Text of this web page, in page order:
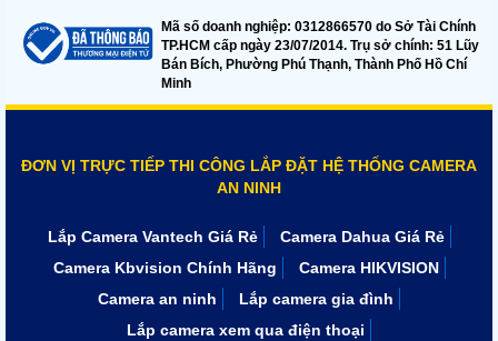
Mã số doanh nghiệp: 0312866570 do Sở Tài Chính
TP.HCM cấp ngày 23/07/2014. Trụ sở chính: 51 Lũy
Bán Bích, Phường Phú Thạnh, Thành Phố Hồ Chí
Minh
ĐƠN VỊ TRỰC TIẾP THI CÔNG LẮP ĐẶT HỆ THỐNG CAMERA
AN NINH
Lắp Camera Vantech Giá Rẻ
Camera Dahua Giá Rẻ
Camera Kbvision Chính Hãng
Camera HIKVISION
Camera an ninh
Lắp camera gia đình
Lắp camera xem qua điện thoại